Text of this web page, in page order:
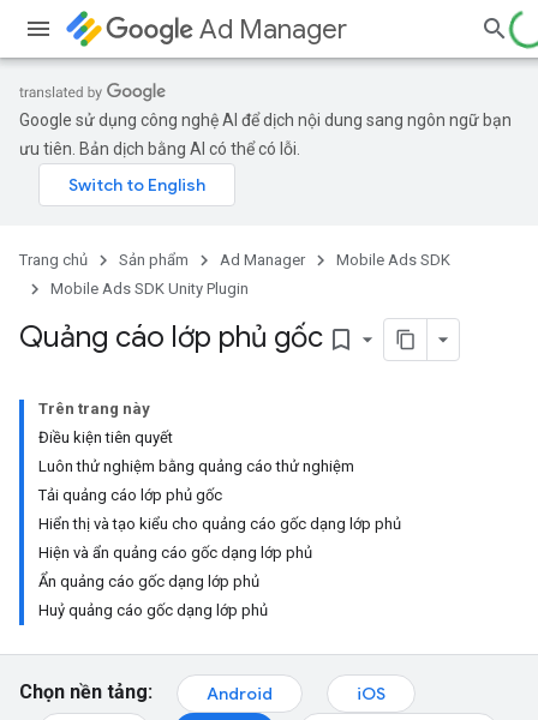
Ad Manager
Google sử dụng công nghệ AI để dịch nội dung sang ngôn ngữ bạn
ưu tiên. Bản dịch bằng AI có thể có lỗi.
Trang chủ Sản phẩm Ad Manager
Mobile Ads SDK
Mobile Ads SDK Unity Plugin
Quảng cáo lớp phủ gốc bookmark_border
Trên trang này
Điều kiện tiên quyết
Luôn thử nghiệm bằng quảng cáo thử nghiệm
Tải quảng cáo lớp phủ gốc
Hiển thị và tạo kiểu cho quảng cáo gốc dạng lớp phủ
Hiện và ẩn quảng cáo gốc dạng lớp phủ
Ẩn quảng cáo gốc dạng lớp phủ
Huỷ quảng cáo gốc dạng lớp phủ
Chọn nền tảng: Android
iOS